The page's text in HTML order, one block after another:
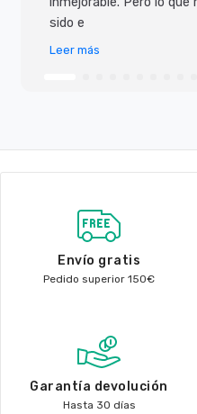
sido e
Leer más
Envío gratis
Pedido superior 150€
Garantía devolución
Hasta 30 días